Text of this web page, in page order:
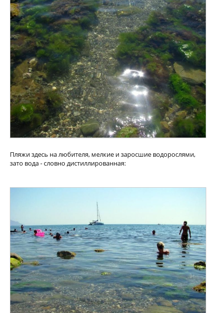
Пляжи здесь на любителя, мелкие и заросшие водорослями,
зато вода - словно дистиллированная: